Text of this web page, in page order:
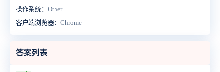
操作系统： Other
客户端浏览器： Chrome
答案列表